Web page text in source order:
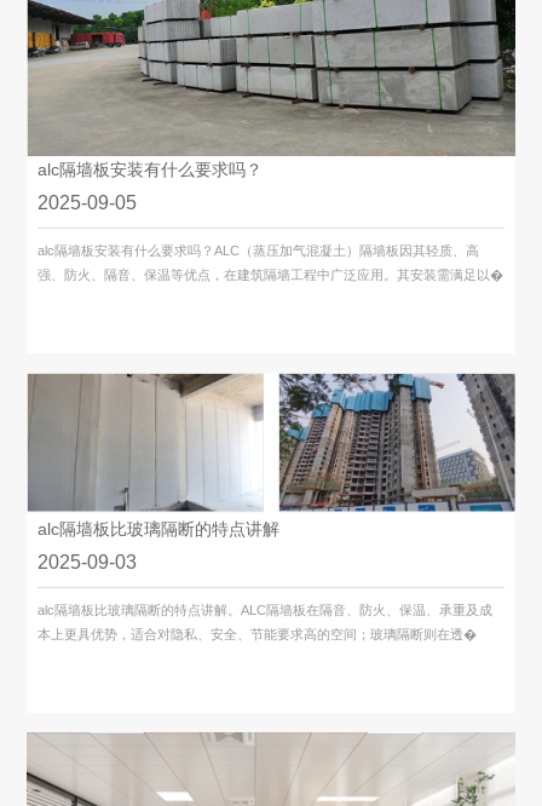
alc隔墙板安装有什么要求吗？
2025-09-05
alc隔墙板安装有什么要求吗？ALC（蒸压加气混凝土）隔墙板因其轻质、高
强、防火、隔音、保温等优点，在建筑隔墙工程中广泛应用。其安装需满足以�
alc隔墙板比玻璃隔断的特点讲解
2025-09-03
alc隔墙板​比玻璃隔断的特点讲解。ALC隔墙板在隔音、防火、保温、承重及成
本上更具优势，适合对隐私、安全、节能要求高的空间；玻璃隔断则在透�